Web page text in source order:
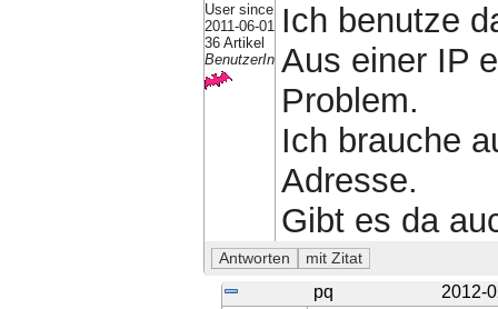
User since
2011-06-01
36 Artikel
BenutzerIn
Ich benutze
Aus einer IP
Problem.
Ich brauche
Adresse.
Gibt es da
pq 2012-